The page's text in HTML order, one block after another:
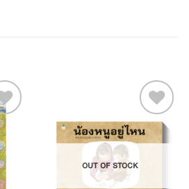
to
OUT OF STOCK